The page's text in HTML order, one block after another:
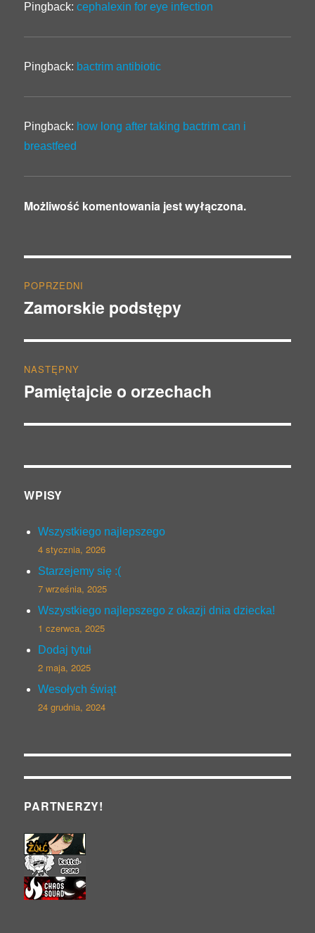
Pingback:cephalexin for eye infection
Pingback: bactrim antibiotic
Pingback: how long after taking bactrim can i
breastfeed
Możliwość komentowania jest wyłączona.
wpisu
POPRZEDNI
Poprzedni
Zamorskie podstępy
NASTĘPNY
Następny
Pamiętajcie o orzechach
WPISY
Wszystkiego najlepszego
4 stycznia, 2026
Starzejemy się :(
7 września, 2025
Wszystkiego najlepszego z okazji dnia dziecka!
1 czerwca, 2025
Dodaj tytuł
2 maja, 2025
Wesołych świąt
24 grudnia, 2024
PARTNERZY!